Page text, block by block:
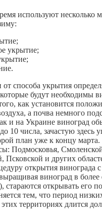
используют несколько
укрытие;
от способа укрытия
будут необходимы
как установится
а почва немного
и на Украине виноград
10 числа, зачастую здесь
план уже к концу марта.
Подмосковья,
Псковской и других
открытия винограда
виноград в более
стараются открывать его
тем, что период
территориях длится